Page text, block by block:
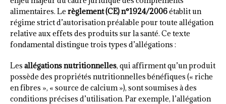
alimentaires. Le règlement (CE) n°1924/2006établit un
régime strict d’autorisation préalable pour toute allégation
relative aux effets des produits sur la santé. Ce texte
fondamental distingue trois types d’allégations :
Les allégations nutritionnelles, qui affirment qu’un produit
possède des propriétés nutritionnelles bénéfiques (« riche
en fibres », « source de calcium »), sont soumises à des
conditions précises d’utilisation. Par exemple, l’allégation